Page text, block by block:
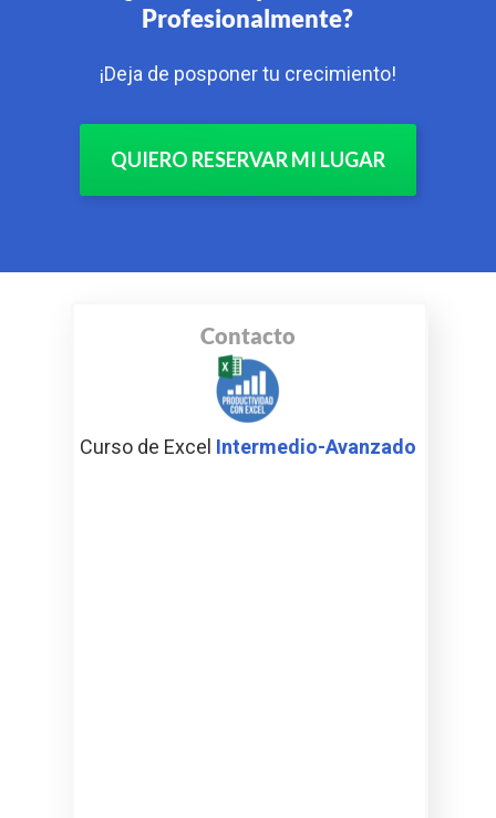
Profesionalmente?
¡Deja de posponer tu crecimiento!
QUIERO RESERVAR MI LUGAR
Curso de Excel Intermedio-Avanzado
Contacto